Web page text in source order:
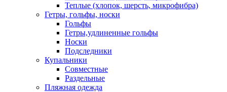
Теплые (хлопок, шерсть, микрофибра)
Гетры, гольфы, носки
Гольфы
Гетры,удлиненные гольфы
Носки
Подследники
Купальники
Совместные
Раздельные
Пляжная одежда